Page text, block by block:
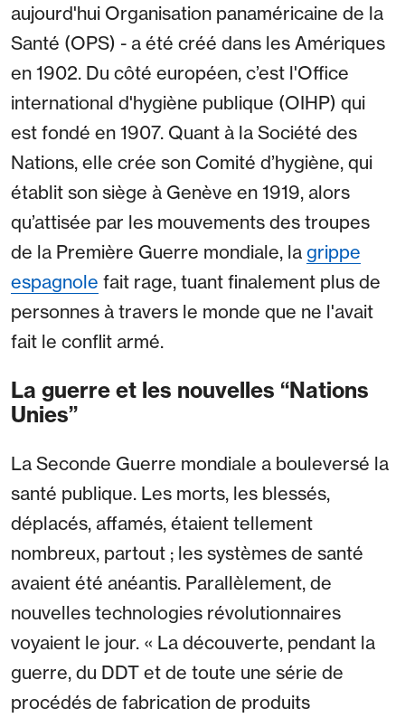
aujourd'hui Organisation panaméricaine de la
Santé (OPS) - a été créé dans les Amériques
en 1902. Du côté européen, c’est l'Office
international d'hygiène publique (OIHP) qui
est fondé en 1907. Quant à la Société des
Nations, elle crée son Comité d’hygiène, qui
établit son siège à Genève en 1919, alors
qu’attisée par les mouvements des troupes
de la Première Guerre mondiale, la grippe
espagnole fait rage, tuant finalement plus de
personnes à travers le monde que ne l'avait
fait le conflit armé.
La guerre et les nouvelles “Nations
Unies”
La Seconde Guerre mondiale a bouleversé la
santé publique. Les morts, les blessés,
déplacés, affamés, étaient tellement
nombreux, partout ; les systèmes de santé
avaient été anéantis. Parallèlement, de
nouvelles technologies révolutionnaires
voyaient le jour. « La découverte, pendant la
guerre, du DDT et de toute une série de
procédés de fabrication de produits